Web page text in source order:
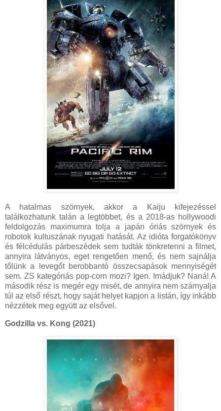
A hatalmas szörnyek, akkor a Kaiju kifejezéssel
találkozhatunk talán a legtöbbet, és a 2018-as hollywoodi
feldolgozás maximumra tolja a japán óriás szörnyek és
robotok kultuszának nyugati hatását. Az idióta forgatókönyv
és félcédulás párbeszédek sem tudták tönkretenni a filmet,
annyira látványos, eget rengetően menő, és nem sajnálja
tőlünk a levegőt berobbantó összecsapások mennyiségét
sem. ZS kategóriás pop-corn mozi? Igen. Imádjuk? Naná! A
második rész is megér egy misét, de annyira nem szárnyalja
túl az első részt, hogy saját helyet kapjon a listán, így inkább
nézzétek meg együtt az elsővel.
Godzilla vs. Kong (2021)